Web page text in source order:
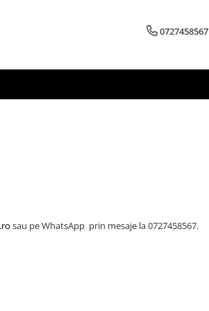
0727458567
sau pe WhatsApp prin mesaje la 0727458567.